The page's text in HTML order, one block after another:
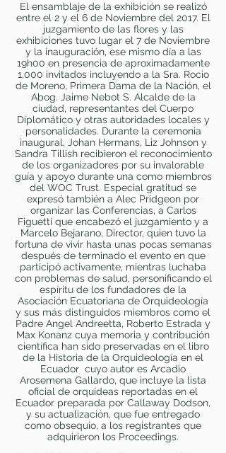
El ensamblaje de la exhibición se realizó
entre el 2 y el 6 de Noviembre del 2017. El
juzgamiento de las flores y las
exhibiciones tuvo lugar el 7 de Noviembre
y la inauguración, ese mismo día a las
19h00 en presencia de aproximadamente
1,000 invitados incluyendo a la Sra. Rocio
de Moreno, Primera Dama de la Nación, el
Abog. Jaime Nebot S. Alcalde de la
ciudad, representantes del Cuerpo
Diplomático y otras autoridades locales y
personalidades. Durante la ceremonia
inaugural, Johan Hermans, Liz Johnson y
Sandra Tillish recibieron el reconocimiento
de los organizadores por su invalorable
guía y apoyo durante una como miembros
del WOC Trust. Especial gratitud se
expresó también a Alec Pridgeon por
organizar las Conferencias, a Carlos
Figuetti que encabezó el juzgamiento y a
Marcelo Bejarano, Director, quien tuvo la
fortuna de vivir hasta unas pocas semanas
después de terminado el evento en que
participó activamente, mientras luchaba
con problemas de salud, personificando el
espíritu de los fundadores de la
Asociación Ecuatoriana de Orquideología
y sus más distinguidos miembros como el
Padre Angel Andreetta, Roberto Estrada y
Max Konanz cuya memoria y contribución
científica han sido preservadas en el libro
de la Historia de la Orquideología en el
Ecuador cuyo autor es Arcadio
Arosemena Gallardo, que incluye la lista
oficial de orquídeas reportadas en el
Ecuador preparada por Callaway Dodson,
y su actualización, que fue entregado
como obsequio, a los registrantes que
adquirieron los Proceedings.